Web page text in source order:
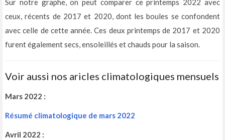
Sur notre graphe, on peut comparer ce printemps 2022 avec
ceux, récents de 2017 et 2020, dont les boules se confondent
avec celle de cette année. Ces deux printemps de 2017 et 2020
furent également secs, ensoleillés et chauds pour la saison.
Voir aussi nos aricles climatologiques mensuels
Mars 2022 :
Résumé climatologique de mars 2022
Avril 2022 :